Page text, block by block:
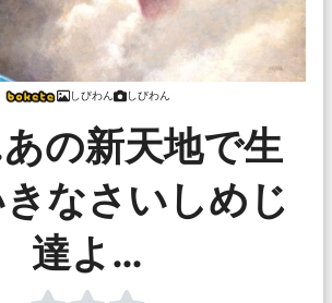
しびわん しびわん
の新天地で生
なさいしめじ
達よ…